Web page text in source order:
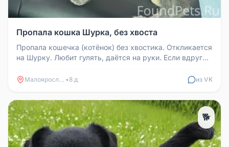
Пропала кошка Шурка, без хвоста
Пропала кошечка (котёнок) без хвостика. Откликается
на Шурку. Любит гулять, даётся на руки. Если вдруг
Малоярославец • 8 д из VK
🐕